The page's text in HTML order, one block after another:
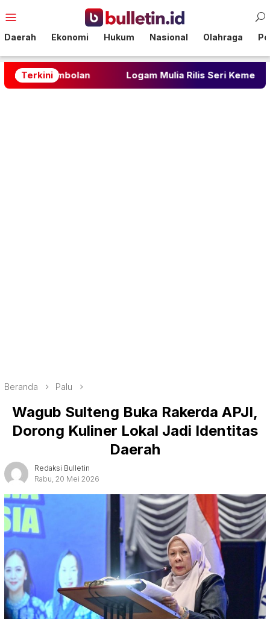
ke
Mobile
Daerah Ekonomi Hukum Nasional Olahraga
Terkini Logam Mulia Rilis Seri Kemerdekaan
Beranda Palu
Wagub Sulteng Buka Rakerda APJI,
Dorong Kuliner Lokal Jadi Identitas
Daerah
Redaksi Bulletin
Rabu, 20 Mei 2026